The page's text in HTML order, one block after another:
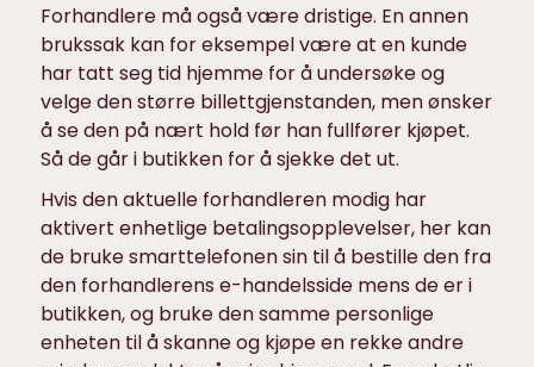
Forhandlere må også være dristige. En annen
brukssak kan for eksempel være at en kunde
har tatt seg tid hjemme for å undersøke og
velge den større billettgjenstanden, men ønsker
å se den på nært hold før han fullfører kjøpet.
Så de går i butikken for å sjekke det ut.
Hvis den aktuelle forhandleren modig har
aktivert enhetlige betalingsopplevelser, her kan
de bruke smarttelefonen sin til å bestille den fra
den forhandlerens e-handelsside mens de er i
butikken, og bruke den samme personlige
enheten til å skanne og kjøpe en rekke andre